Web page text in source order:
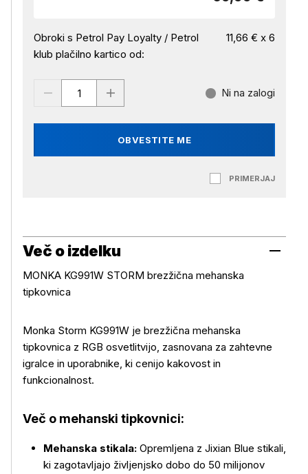
Obroki s Petrol Pay Loyalty / Petrol
klub plačilno kartico od:
11,66 € x 6
OBVESTITE ME
Ni na zalogi
PRIMERJAJ
Več o izdelku
MONKA KG991W STORM brezžična mehanska
tipkovnica
Monka Storm KG991W je brezžična mehanska
tipkovnica z RGB osvetlitvijo, zasnovana za zahtevne
igralce in uporabnike, ki cenijo kakovost in
funkcionalnost.
Več o mehanski tipkovnici:
Mehanska stikala: Opremljena z Jixian Blue stikali,
ki zagotavljajo življenjsko dobo do 50 milijonov